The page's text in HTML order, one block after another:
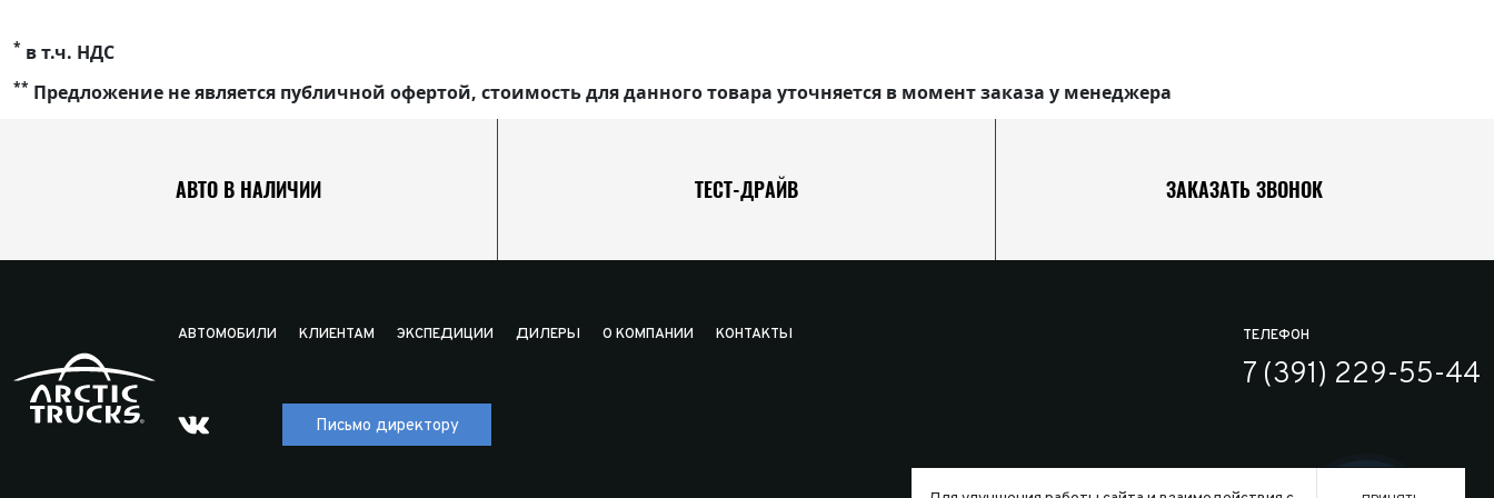
* в т.ч. НДС
** Предложение не является публичной офертой, стоимость для данного товара уточняется в момент заказа у менеджера
АВТО В НАЛИЧИИ ТЕСТ-ДРАЙВ ЗАКАЗАТЬ ЗВОНОК
АВТОМОБИЛИ КЛИЕНТАМ ЭКСПЕДИЦИИ ДИЛЕРЫ О КОМПАНИИ КОНТАКТЫ
Письмо директору
ТЕЛЕФОН
7 (391) 229-55-44